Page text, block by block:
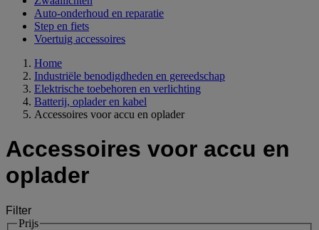
Auto-onderhoud en reparatie
Step en fiets
Voertuig accessoires
Home
Industriële benodigdheden en gereedschap
Elektrische toebehoren en verlichting
Batterij, oplader en kabel
Accessoires voor accu en oplader
Accessoires voor accu en
oplader
Filter
Prijs